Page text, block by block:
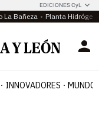
EDICIONES CyL
La Bañeza Planta
INNOVADORES MUNDO